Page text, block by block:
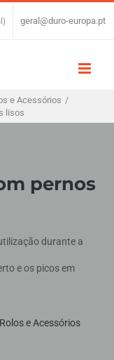
geral@duro-europa.pt
e Acessórios /
lisos
pernos
durante a
e os picos em
Rolos e Acessórios